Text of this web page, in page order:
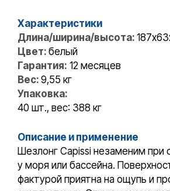
Характеристики
Длина/ширина/высота:
Цвет: белый
Гарантия: 12 месяцев
Вес: 9,55 кг
Упаковка:
40 шт., вес: 388 кг
Описание и применение
Шезлонг Capissi незаменим при
у моря или бассейна.
фактурой приятна на ощупь и